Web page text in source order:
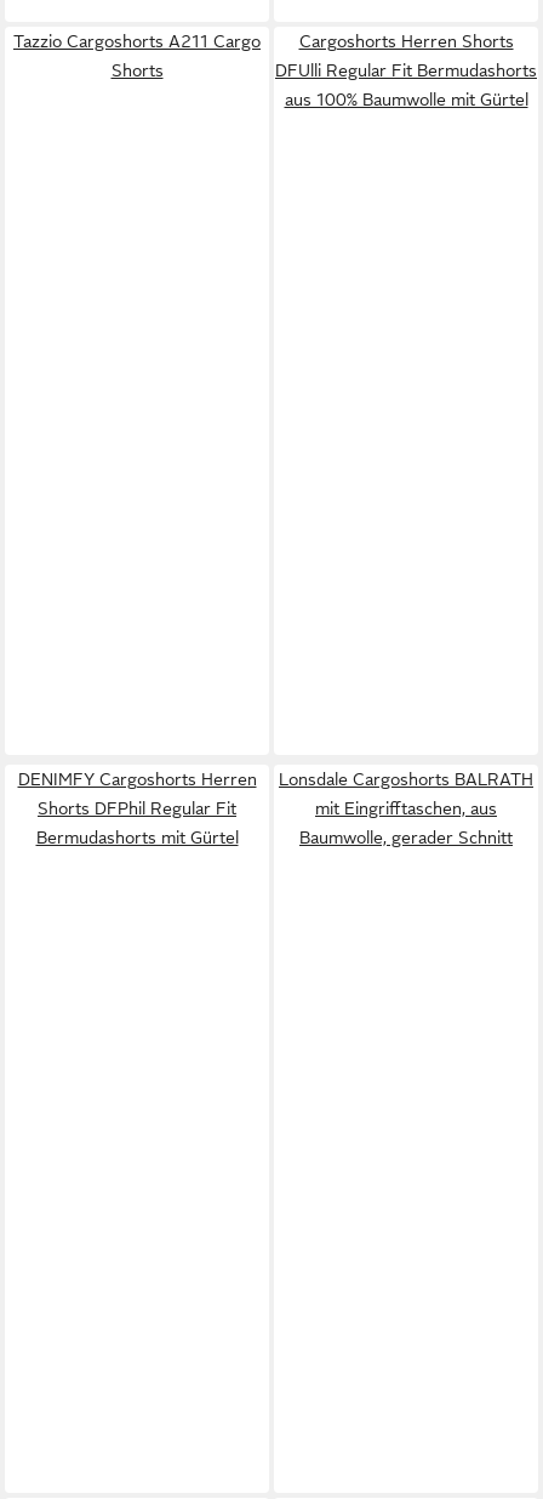
Tazzio Cargoshorts A211 Cargo
Shorts
Cargoshorts Herren Shorts
DFUlli Regular Fit Bermudashorts
aus 100% Baumwolle mit Gürtel
DENIMFY Cargoshorts Herren
Shorts DFPhil Regular Fit
Bermudashorts mit Gürtel
Lonsdale Cargoshorts BALRATH
mit Eingrifftaschen, aus
Baumwolle, gerader Schnitt